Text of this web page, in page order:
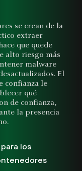
se crean de la
extraer
que quede
alto riesgo más
malware
El
confianza le
qué
de confianza,
la presencia
los